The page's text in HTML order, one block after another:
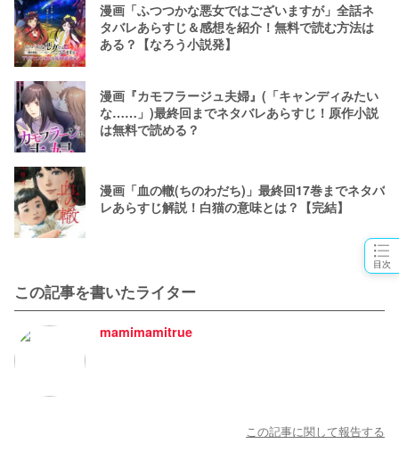
目次
漫画「ふつつかな悪女ではございますが」全話ネ
タバレあらすじ＆感想を紹介！無料で読む方法は
ある？【なろう小説発】
漫画『カモフラージュ夫婦』(「キャンディみたい
な……」)最終回までネタバレあらすじ！原作小説
は無料で読める？
漫画「血の轍(ちのわだち)」最終回17巻までネタバ
レあらすじ解説！白猫の意味とは？【完結】
この記事を書いたライター
mamimamitrue
この記事に関して報告する